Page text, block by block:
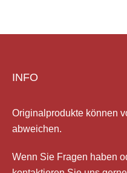
INFO
Originalprodukte können
abweichen.
Wenn Sie Fragen haben